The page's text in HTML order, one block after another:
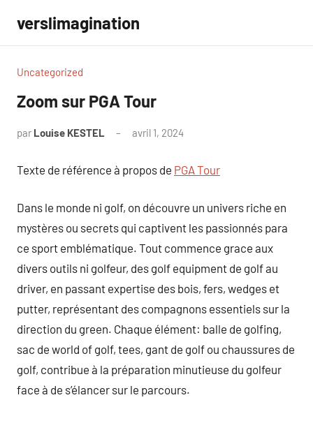
contenu
verslimagination
Uncategorized
Zoom sur PGA Tour
par Louise KESTEL avril 1, 2024
Texte de référence à propos de PGA Tour
Dans le monde ni golf, on découvre un univers riche en
mystères ou secrets qui captivent les passionnés para
ce sport emblématique. Tout commence grace aux
divers outils ni golfeur, des golf equipment de golf au
driver, en passant expertise des bois, fers, wedges et
putter, représentant des compagnons essentiels sur la
direction du green. Chaque élément: balle de golfing,
sac de world of golf, tees, gant de golf ou chaussures de
golf, contribue à la préparation minutieuse du golfeur
face à de s’élancer sur le parcours.